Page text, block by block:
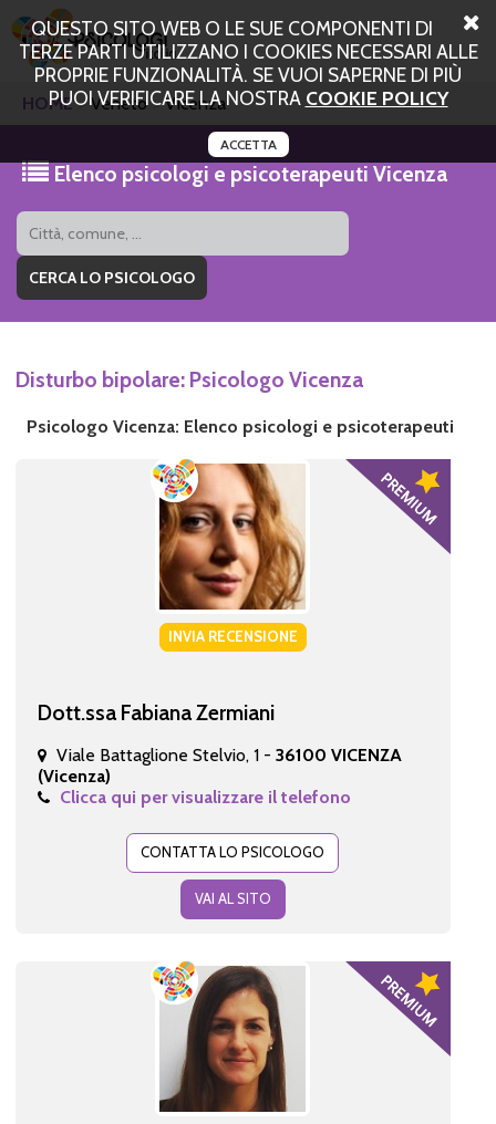
QUESTO SITO WEB O LE SUE COMPONENTI DI
TERZE PARTI UTILIZZANO I COOKIES NECESSARI ALLE
PROPRIE FUNZIONALITÀ. SE VUOI SAPERNE DI PIÙ
PUOI VERIFICARE LA NOSTRA COOKIE POLICY
ACCETTA
HOME Veneto Vicenza
Elenco psicologi e psicoterapeuti Vicenza
Disturbo bipolare: Psicologo Vicenza
Psicologo Vicenza: Elenco psicologi e psicoterapeuti
INVIA RECENSIONE
Dott.ssa Fabiana Zermiani
Viale Battaglione Stelvio, 1 - 36100 VICENZA
(Vicenza)
Clicca qui per visualizzare il telefono
CONTATTA LO PSICOLOGO
VAI AL SITO